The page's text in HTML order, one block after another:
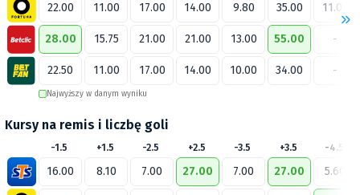
22.00 11.00 17.00 14.00 9.80 35.00 11.00
28.00 15.75 21.00 21.00 13.00 55.00 -
22.50 11.00 17.00 14.00 10.00 34.00 -
Najwyższy w danym wyniku
Kursy na remis i liczbę goli
-1.5 +1.5 -2.5 +2.5 -3.5 +3.5 -4.5
16.00 8.10 7.00 27.00 7.00 27.00 5.60